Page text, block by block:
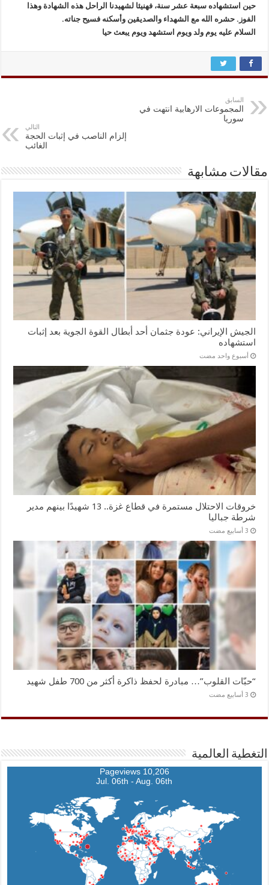
حين استشهاده سبعة عشر سنة، فهنيئا لشهيدنا الراحل هذه الشهادة وهذا
الفوز. حشره الله مع الشهداء والصديقين وأسكنه فسيح جناته.
السلام عليه يوم ولد ويوم استشهد ويوم يبعث حيا
السابق
المجموعات الارهابية انتهت في
سوريا
التالي
إلزام الناصب في إثبات الحجة
الغائب
مقالات مشابهة
الجيش الإيراني: عودة جثمان أحد أبطال القوة الجوية بعد إثبات
استشهاده
‏أسبوع واحد مضت
خروقات الاحتلال مستمرة في قطاع غزة.. 13 شهيدًا بينهم مدير
شرطة جباليا
“حبّات القلوب”… مبادرة لحفظ ذاكرة أكثر من 700 طفل شهيد
التغطية العالمية
10,206 Pageviews
Jul. 06th - Aug. 06th